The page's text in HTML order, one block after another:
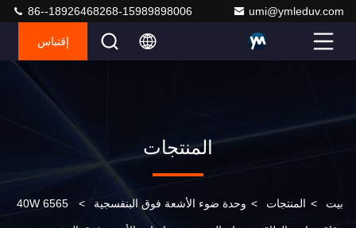
umi@ymleduv.com
86--18926468268-15989898006
إقتباس
المنتجات
بيت > المنتجات > وحدة ضوء الأشعة فوق البنفسجية >
6565 40W